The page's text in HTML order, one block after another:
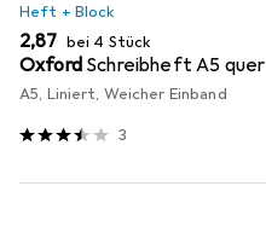
Heft + Block
EUR
2,87 bei 4 Stück
Oxford Schreibheft A5 quer
A5, Liniert, Weicher Einband
3